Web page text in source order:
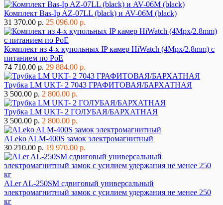
Комплект Bas-Ip AZ-07LL (black) и AV-06M (black)
31 370.00 р. 25 096.00 р.
Комплект из 4-х купольных IP камер HiWatch (4Mpx/2.8mm) с
питанием по PoE
74 710.00 р. 29 884.00 р.
Трубка LM UKT- 2 7043 ГРАФИТОВАЯ/БАРХАТНАЯ
3 500.00 р. 2 800.00 р.
Трубка LM UKT- 2 ГОЛУБАЯ/БАРХАТНАЯ
3 500.00 р. 2 800.00 р.
ALeko ALM-400S замок электромагнитный
30 210.00 р. 19 970.00 р.
ALer AL-250SM сдвиговый универсальный
электромагнитный замок с усилием удержания не менее 250
кг